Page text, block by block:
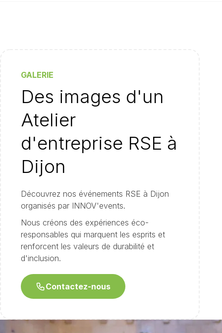
GALERIE
Des images d'un
Atelier
d'entreprise RSE à
Dijon
Découvrez nos événements RSE à Dijon
organisés par INNOV'events.
Nous créons des expériences éco-
responsables qui marquent les esprits et
renforcent les valeurs de durabilité et
d'inclusion.
Contactez-nous